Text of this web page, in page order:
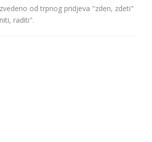
od trpnog pridjeva "zden, zdeti"
raditi".